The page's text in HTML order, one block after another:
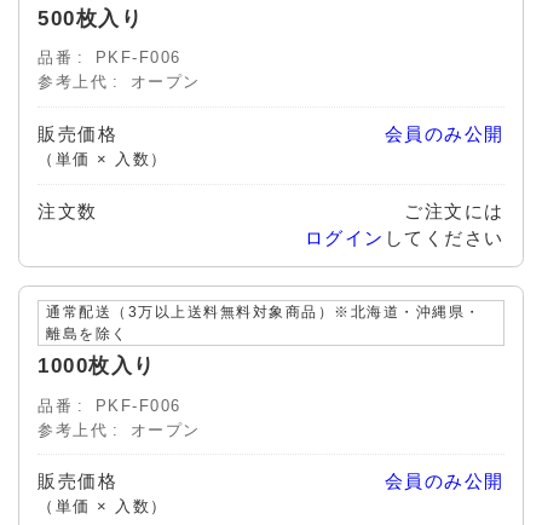
500枚入り
品番
PKF-F006
参考上代
オープン
販売価格
（単価 × 入数）
会員のみ公開
注文数
ご注文には
ログイン してください
通常配送（3万以上送料無料対象商品）※北海道・沖縄県・
離島を除く
1000枚入り
品番
PKF-F006
参考上代
オープン
販売価格
（単価 × 入数）
会員のみ公開